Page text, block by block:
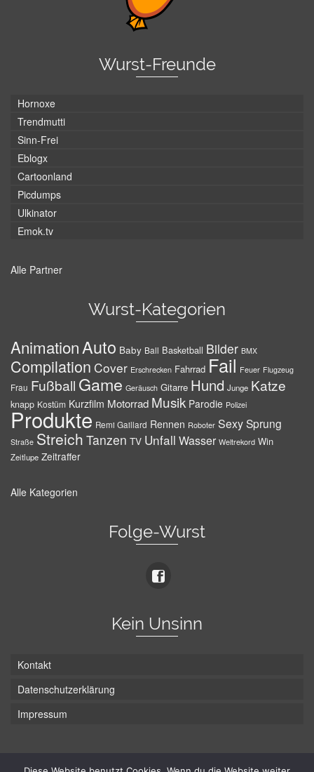
Wurst-Freunde
Hornoxe
Trendmutti
Sinn-Frei
Eblogx
Cartoonland
Picdumps
Ulkinator
Emok.tv
Alle Partner
Wurst-Kategorien
AnimationAuto Baby Ball Basketball Bilder BMX
Compilation Cover Erschrecken Fahrrad Fail Feuer Flugzeug
Frau Fußball Game Geräusch Gitarre Hund Junge Katze
knapp Kostüm Kurzfilm Motorrad Musik Parodie Polizei
Produkte Remi Gaillard Rennen Roboter SexySprung
Straße Streich Tanzen TV Unfall Wasser Weltrekord Win
Zeitlupe Zeitraffer
Alle Kategorien
Folge-Wurst
Kein Unsinn
Kontakt
Datenschutzerklärung
Impressum